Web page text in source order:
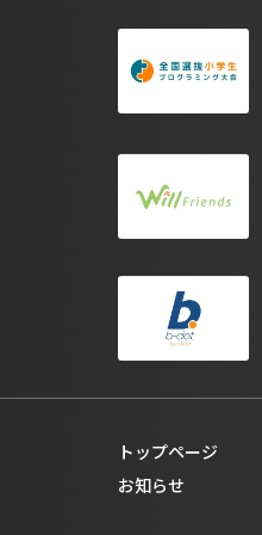
トップページ
お知らせ